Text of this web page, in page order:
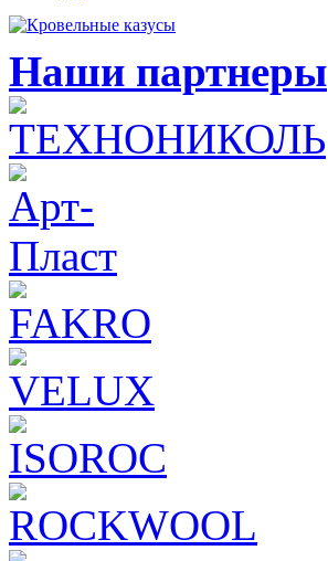
Наши партнеры